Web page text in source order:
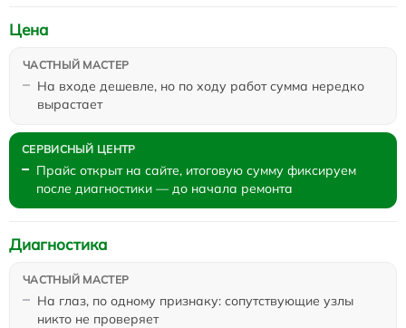
На входе дешевле, но по ходу работ сумма нередко
вырастает
Цена
Прайс открыт на сайте, итоговую сумму фиксируем
после диагностики — до начала ремонта
На глаз, по одному признаку: сопутствующие узлы
никто не проверяет
Диагностика